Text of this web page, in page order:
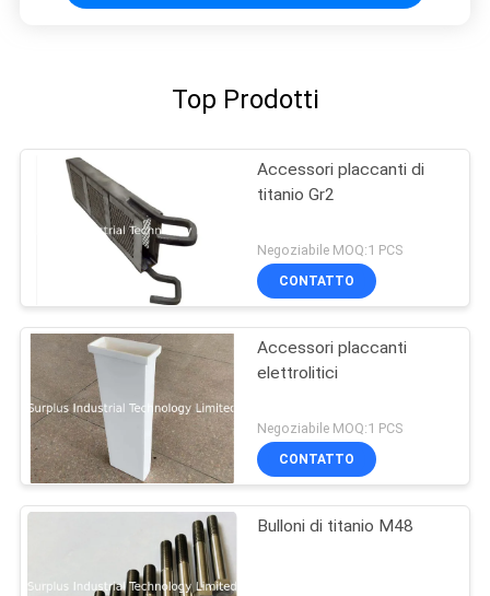
Top Prodotti
Accessori placcanti di
titanio Gr2
Negoziabile MOQ:1 PCS
CONTATTO
Accessori placcanti
elettrolitici
Negoziabile MOQ:1 PCS
CONTATTO
Bulloni di titanio M48